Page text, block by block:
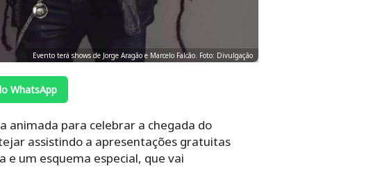
Evento terá shows de Jorge Aragão e Marcelo Falcão. Foto: Divulgação
WhatsApp
animada para celebrar a chegada do
assistindo a apresentações gratuitas
e um esquema especial, que vai